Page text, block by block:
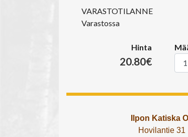
VARASTOTILANNE
Varastossa
Hinta
20.80€
Ilpon Katiska
Hovilantie 31